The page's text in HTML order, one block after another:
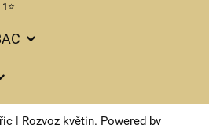
огляд можливостей
| Rozvoz květin. Powered by